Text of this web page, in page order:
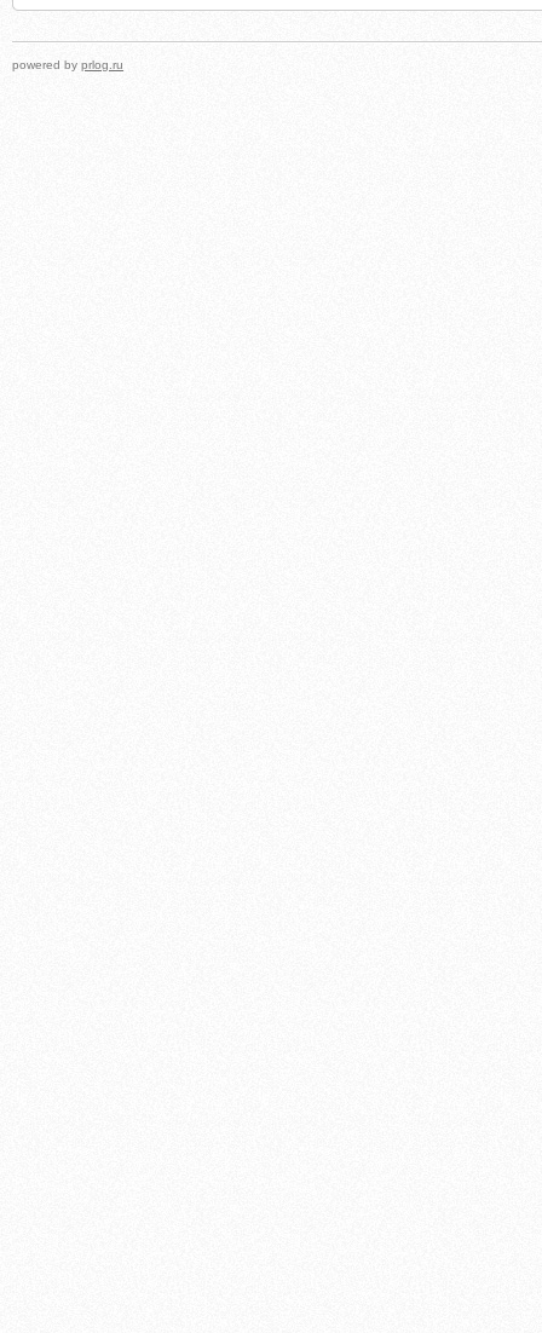
powered by prlog.ru